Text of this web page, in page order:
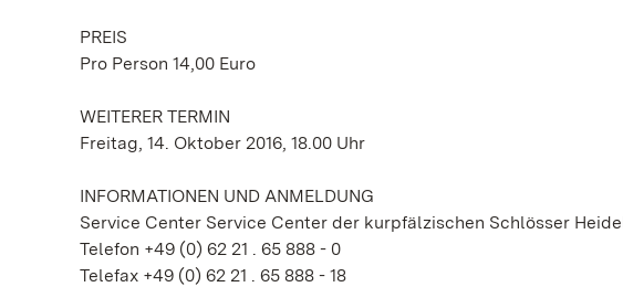
PREIS
Pro Person 14,00 Euro
WEITERER TERMIN
Freitag, 14. Oktober 2016, 18.00 Uhr
INFORMATIONEN UND ANMELDUNG
Service Center Service Center der kurpfälzischen Schlösser
Telefon +49 (0) 62 21 . 65 888 - 0
Telefax +49 (0) 62 21 . 65 888 - 18